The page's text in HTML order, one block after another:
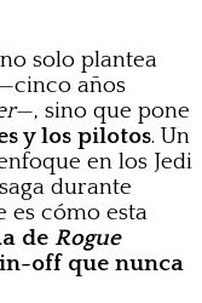
solo plantea
años
—, sino que pone
y los pilotos. Un
en los Jedi
durante
es cómo esta
de Rogue
off que nunca